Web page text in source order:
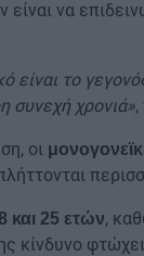
είναι να
είναι το
συνεχή χρονιά»
οι
και 25 ετών,
κίνδυνο